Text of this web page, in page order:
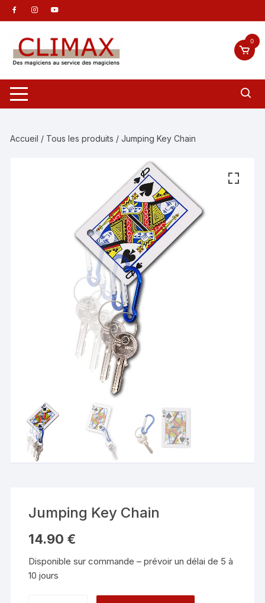
Aller
au
contenu
0
Accueil / Tous les produits / Jumping Key Chain
Jumping Key Chain
14.90 €
Disponible sur commande – prévoir un délai de 5 à
10 jours